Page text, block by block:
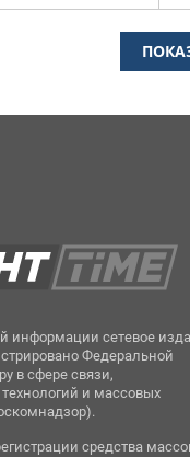
информации сетевое
Федеральной
в сфере связи,
и массовых
средства